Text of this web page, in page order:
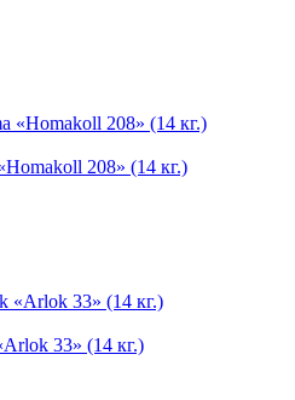
208» (14 кг.)
33» (14 кг.)